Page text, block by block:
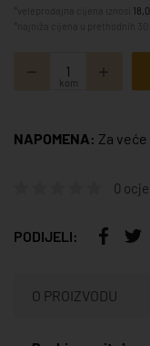
kom
NAPOMENA: Za
0
PODIJELI:
O PROIZVODU